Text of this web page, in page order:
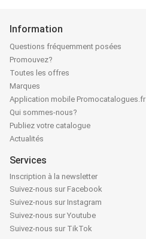
Information
Questions fréquemment posées
Promouvez?
Toutes les offres
Marques
Application mobile Promocatalogues.fr
Qui sommes-nous?
Publiez votre catalogue
Actualités
Services
Inscription à la newsletter
Suivez-nous sur Facebook
Suivez-nous sur Instagram
Suivez-nous sur Youtube
Suivez-nous sur TikTok